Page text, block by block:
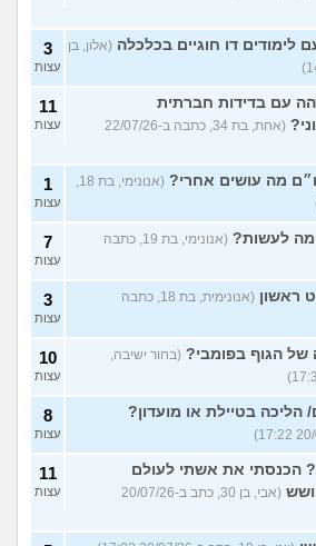
דו חוגיים בכלכלה (אלון, בן
3
עצות
עם בדידות חברתית
(אחת, בת 34, כתבה ב-22/07/26
11
עצות
מה עושים אחרי?
(אנונימי, בת 18,
1
עצות
מה לעשות?
(אנונימי, בת 19, כתבה
7
עצות
ראשון
(אנונימית, בת 18, כתבה
3
עצות
הגוף בפומבי? (בחור ישיבה,
10
עצות
בטיילת או מועדון? 8
עצות
הכנסתי את אשתי לעולם
(אבי, בן 30, כתב ב-20/07/26
11
עצות